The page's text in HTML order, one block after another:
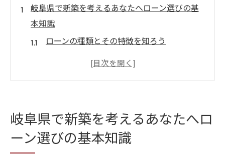
岐阜県で新築を考えるあなたへローン選びの基
本知識
ローンの種類とその特徴を知ろう
新築ローンの金利を理解する
岐阜県特有のローン制度を活用しよう
ローン審査に必要な書類とは
家計に合った返済額の設定方法
地元専門家が語る岐阜県での新築ローン成功事
岐阜県で新築を考えるあなたへロ
ーン選びの基本知識